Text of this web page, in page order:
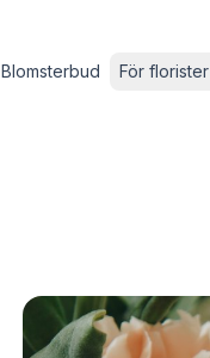
Blomsterbud För florister